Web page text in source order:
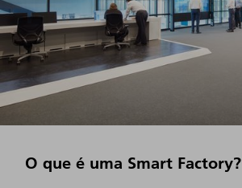
O que é uma Smart Factory?